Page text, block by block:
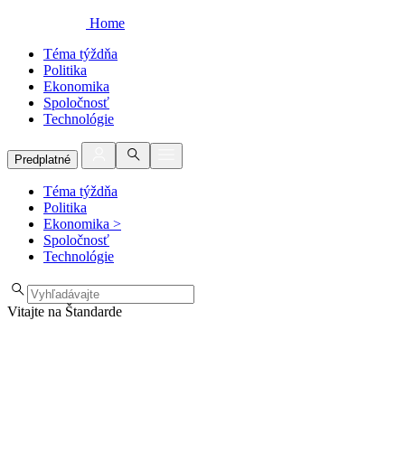
Home
Téma týždňa
Politika
Ekonomika
Spoločnosť
Technológie
Predplatné
Téma týždňa
Politika
Ekonomika >
Spoločnosť
Technológie
Vitajte na Štandarde